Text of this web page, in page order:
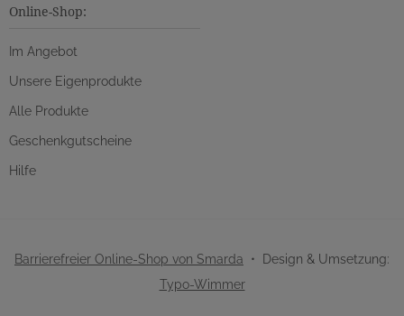
Online-Shop:
Im Angebot
Unsere Eigenprodukte
Alle Produkte
Geschenkgutscheine
Hilfe
Barrierefreier Online-Shop von Smarda • Design & Umsetzung:
Typo-Wimmer